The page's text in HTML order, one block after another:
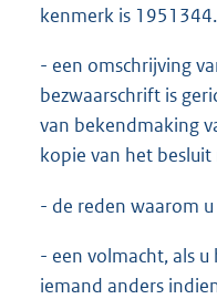
kenmerk is 1951344.
- een omschrijving
bezwaarschrift is
van bekendmaking
kopie van het besluit
- de reden waarom
- een volmacht, als
iemand anders